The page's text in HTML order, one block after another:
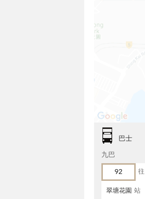
巴士
九巴
92
往
翠塘花園 站